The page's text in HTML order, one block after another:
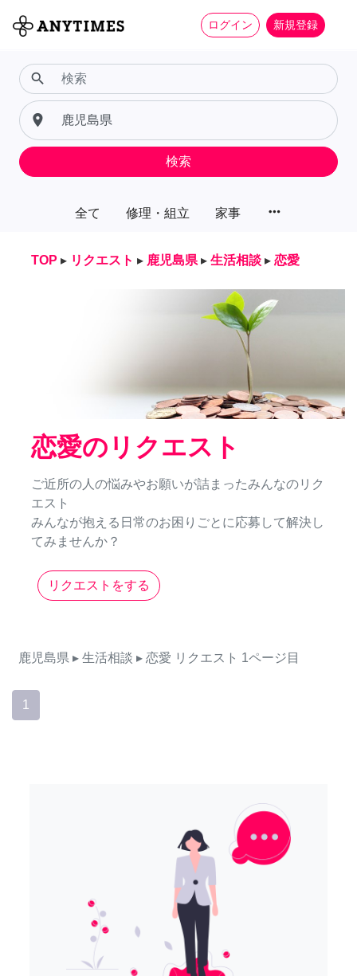
ログイン 新規登録
全て 修理・組立 家事 more_horiz
search
place
検索
TOP ▸ リクエスト ▸ 鹿児島県 ▸ 生活相談 ▸ 恋愛
恋愛のリクエスト
ご近所の人の悩みやお願いが詰まったみんなのリク
エスト
みんなが抱える日常のお困りごとに応募して解決し
てみませんか？
リクエストをする
鹿児島県 ▸ 生活相談 ▸ 恋愛 リクエスト 1ページ目
1